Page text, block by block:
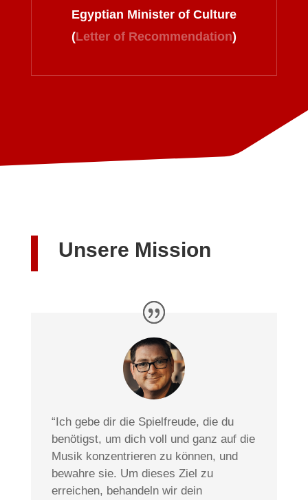
Egyptian Minister of Culture
(Letter of Recommendation)
Unsere Mission
“Ich gebe dir die Spielfreude, die du
benötigst, um dich voll und ganz auf die
Musik konzentrieren zu können, und
bewahre sie. Um dieses Ziel zu
erreichen, behandeln wir dein